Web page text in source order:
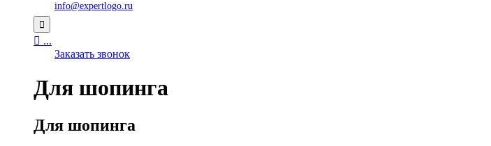
info@expertlogo.ru

 ...
Заказать звонок
Для шопинга
Для шопинга